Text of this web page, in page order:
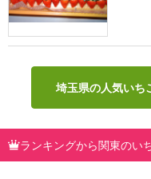
埼玉県の人気いち
ランキングから関東のい